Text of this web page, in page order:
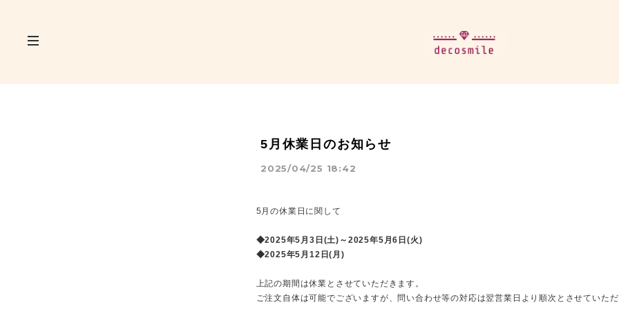
5月休業日のお知らせ
2025/04/25 18:42
5月の休業日に関して
◆2025年5月3日(土)～2025年5月6日(火)
◆2025年5月12日(月)
上記の期間は休業とさせていただきます。
ご注文自体は可能でございますが、問い合わせ等の対応は翌営業日より順次とさせていた